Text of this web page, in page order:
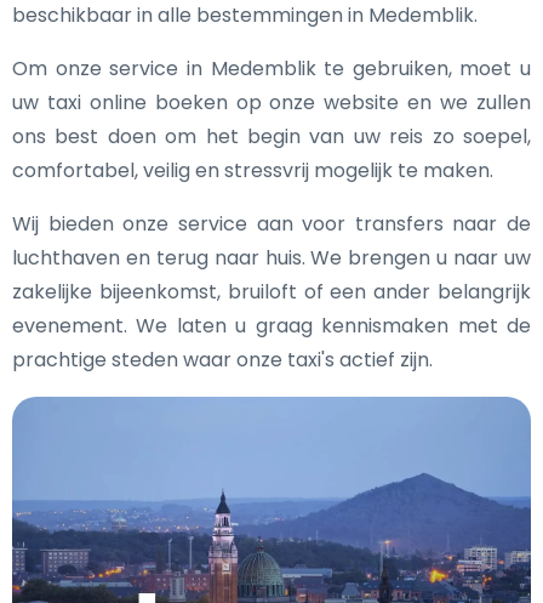
beschikbaar in alle bestemmingen in Medemblik.
Om onze service in Medemblik te gebruiken, moet u
uw taxi online boeken op onze website en we zullen
ons best doen om het begin van uw reis zo soepel,
comfortabel, veilig en stressvrij mogelijk te maken.
Wij bieden onze service aan voor transfers naar de
luchthaven en terug naar huis. We brengen u naar uw
zakelijke bijeenkomst, bruiloft of een ander belangrijk
evenement. We laten u graag kennismaken met de
prachtige steden waar onze taxi's actief zijn.